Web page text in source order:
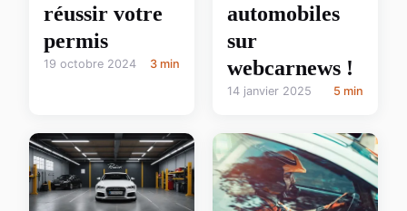
réussir votre
permis
19 octobre 2024 3 min
automobiles
sur
webcarnews !
14 janvier 2025 5 min